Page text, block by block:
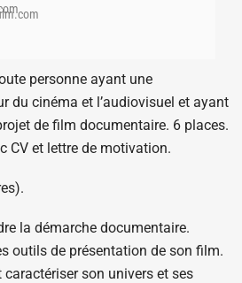
personne ayant une
du cinéma et l’audiovisuel et ayant
de film documentaire. 6 places.
CV et lettre de motivation.
la démarche documentaire.
outils de présentation de son film.
son univers et ses